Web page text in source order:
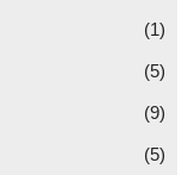
(1)
(5)
(9)
(5)